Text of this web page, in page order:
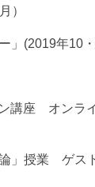
）
」(2019年10
講座 オンラ
」授業 ゲス